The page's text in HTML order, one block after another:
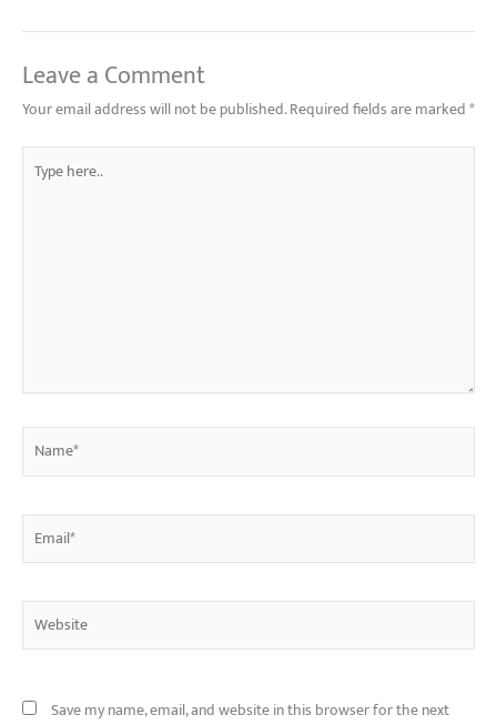
Leave a Comment
Your email address will not be published.Required fields are marked*
here..
Website
Save my name, email, and website in this browser for the next